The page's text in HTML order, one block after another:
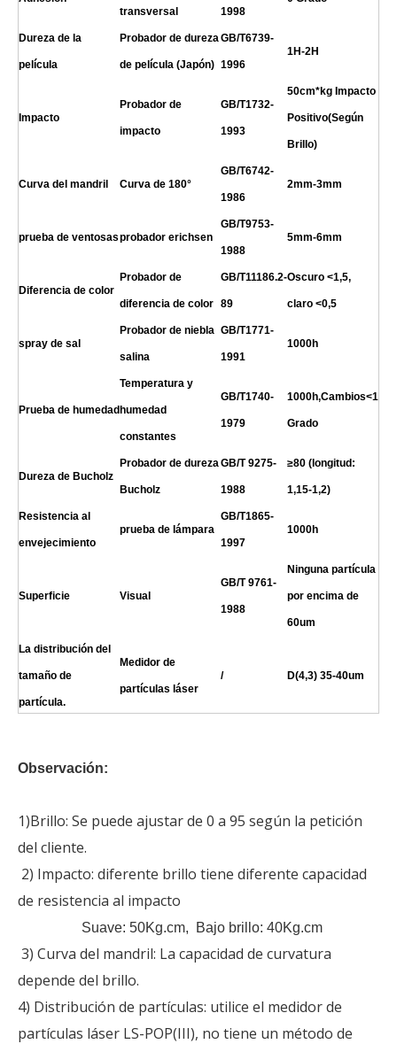
transversal
1998
Dureza de la
película
Probador de dureza
de película (Japón)
GB/T6739-
1996
1H-2H
Impacto
Probador de
impacto
GB/T1732-
1993
50cm*kg Impacto
Positivo(Según
Brillo)
Curva del mandril Curva de 180°
GB/T6742-
1986
2mm-3mm
prueba de ventosasprobador erichsen
GB/T9753-
1988
5mm-6mm
Diferencia de color
Probador de
diferencia de color
GB/T11186.2-
89
Oscuro <1,5,
claro <0,5
spray de sal
Probador de niebla
salina
GB/T1771-
1991
1000h
Prueba de humedad
Temperatura y
humedad
constantes
GB/T1740-
1979
1000h,Cambios<1
Grado
Dureza de Bucholz
Probador de dureza
Bucholz
GB/T 9275-
1988
≥80 (longitud:
1,15-1,2)
Resistencia al
envejecimiento
prueba de lámpara
GB/T1865-
1997
1000h
Superficie Visual
GB/T 9761-
1988
Ninguna partícula
por encima de
60um
La distribución del
tamaño de
partícula.
Medidor de
partículas láser
/ D(4,3) 35-40um
Observación:
1)Brillo: Se puede ajustar de 0 a 95 según la petición
del cliente.
2) Impacto: diferente brillo tiene diferente capacidad
de resistencia al impacto
Suave: 50Kg.cm, Bajo brillo: 40Kg.cm
3) Curva del mandril: La capacidad de curvatura
depende del brillo.
4) Distribución de partículas: utilice el medidor de
partículas láser LS-POP(III), no tiene un método de